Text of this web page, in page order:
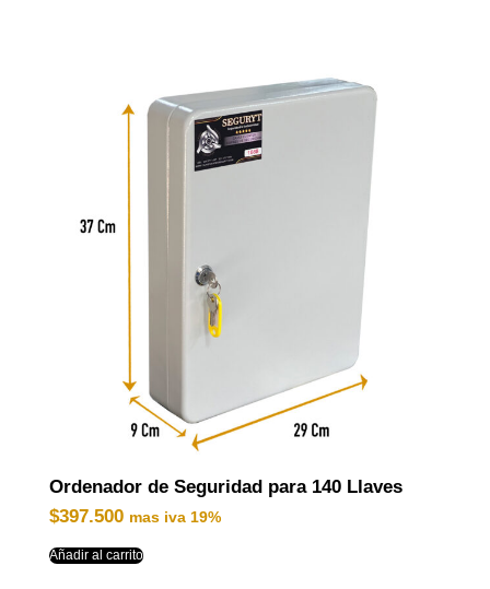
Ordenador de Seguridad para 140 Llaves
$397.500 mas iva 19%
Añadir al carrito